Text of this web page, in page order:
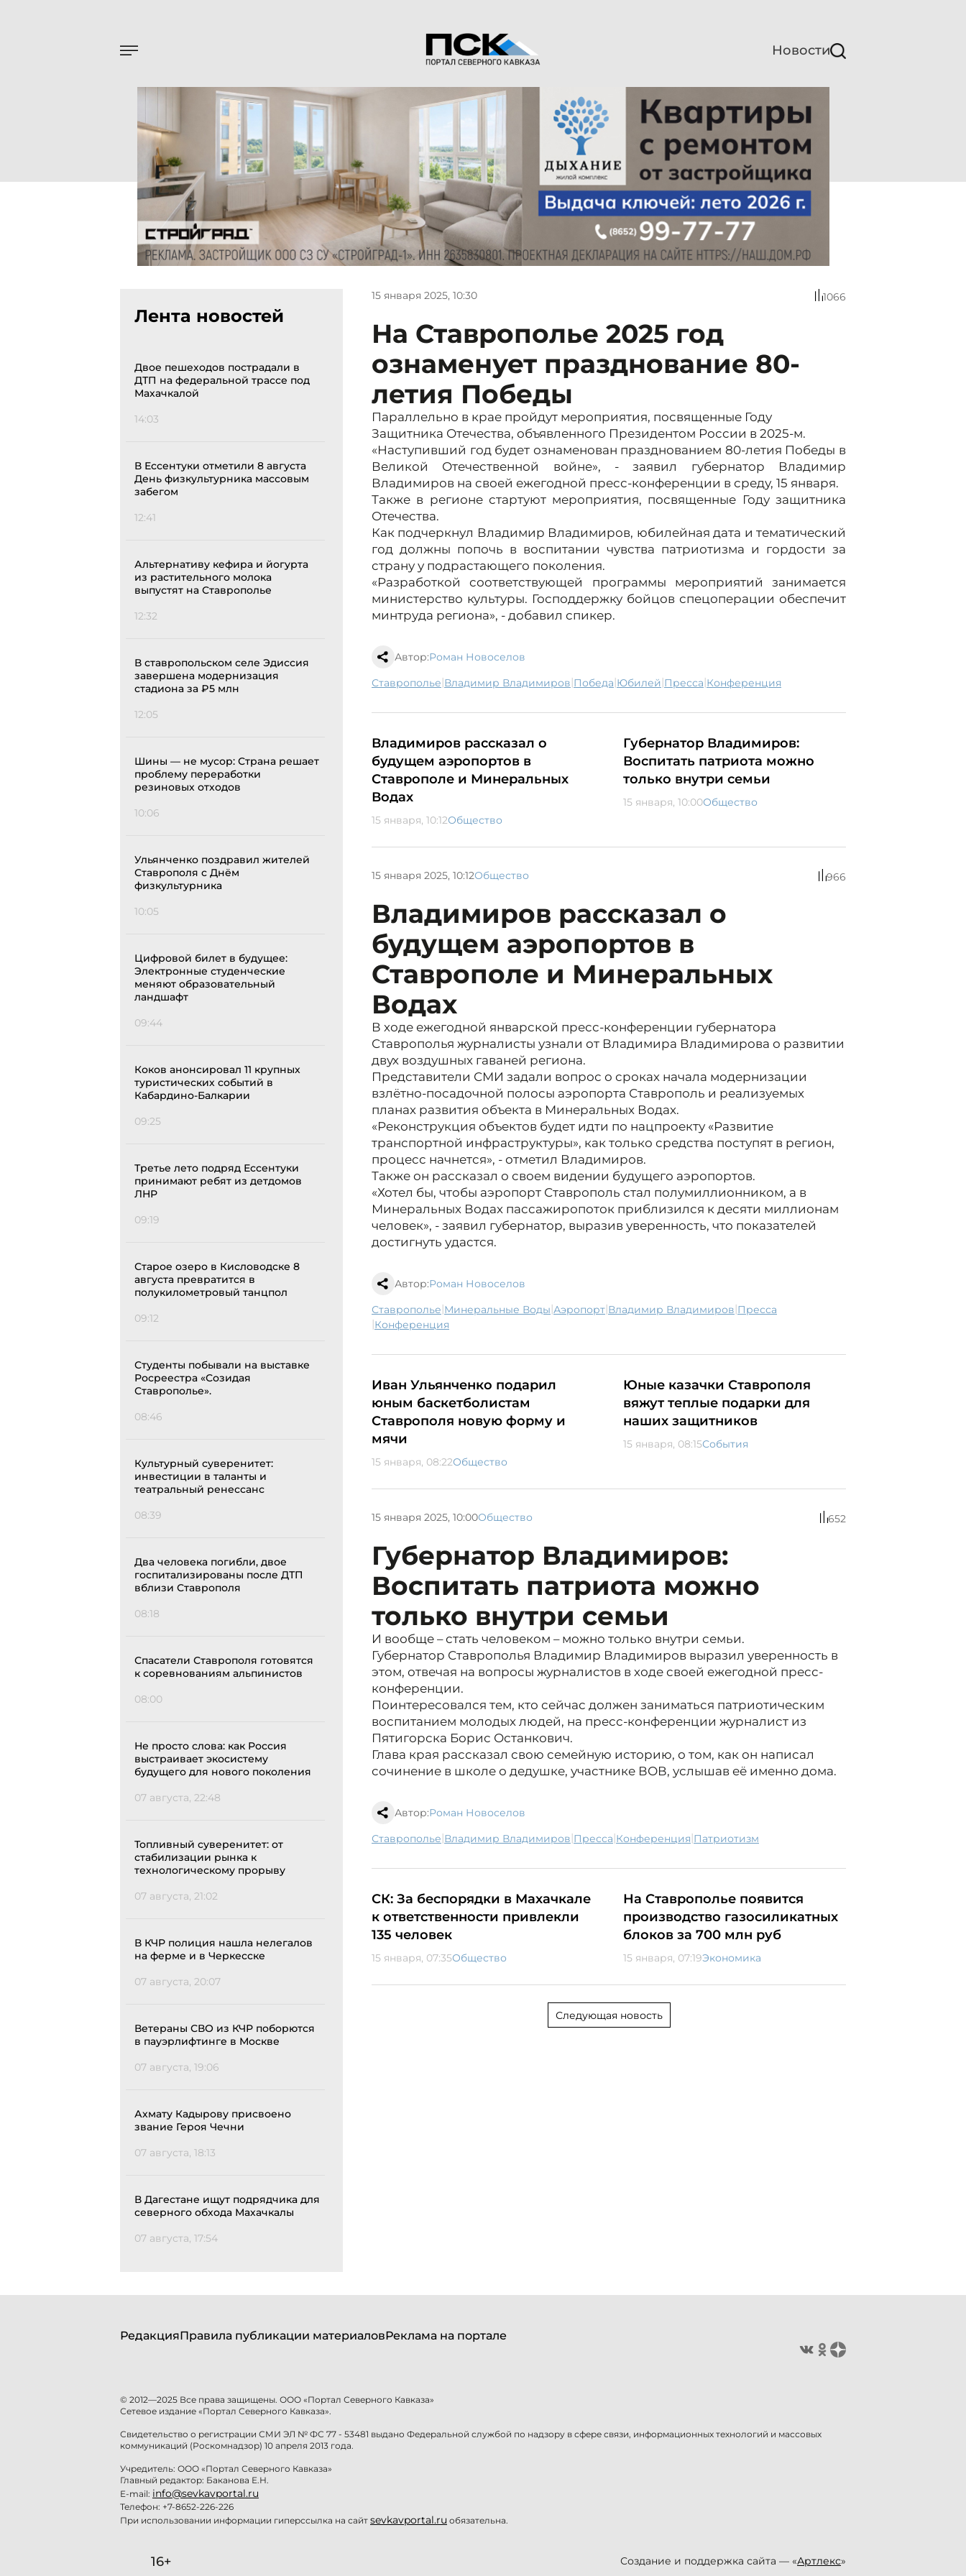
Новости
Лента новостей
Двое пешеходов пострадали в
ДТП на федеральной трассе под
Махачкалой
14:03
В Ессентуки отметили 8 августа
День физкультурника массовым
забегом
12:41
Альтернативу кефира и йогурта
из растительного молока
выпустят на Ставрополье
12:32
В ставропольском селе Эдиссия
завершена модернизация
стадиона за ₽5 млн
12:05
Шины — не мусор: Страна решает
проблему переработки
резиновых отходов
10:06
Ульянченко поздравил жителей
Ставрополя с Днём
физкультурника
10:05
Цифровой билет в будущее:
Электронные студенческие
меняют образовательный
ландшафт
09:44
Коков анонсировал 11 крупных
туристических событий в
Кабардино-Балкарии
09:25
Третье лето подряд Ессентуки
принимают ребят из детдомов
ЛНР
09:19
Старое озеро в Кисловодске 8
августа превратится в
полукилометровый танцпол
09:12
Студенты побывали на выставке
Росреестра «Созидая
Ставрополье».
08:46
Культурный суверенитет:
инвестиции в таланты и
театральный ренессанс
08:39
Два человека погибли, двое
госпитализированы после ДТП
вблизи Ставрополя
08:18
Спасатели Ставрополя готовятся
к соревнованиям альпинистов
08:00
Не просто слова: как Россия
выстраивает экосистему
будущего для нового поколения
07 августа, 22:48
Топливный суверенитет: от
стабилизации рынка к
технологическому прорыву
07 августа, 21:02
В КЧР полиция нашла нелегалов
на ферме и в Черкесске
07 августа, 20:07
Ветераны СВО из КЧР поборются
в пауэрлифтинге в Москве
07 августа, 19:06
Ахмату Кадырову присвоено
звание Героя Чечни
07 августа, 18:13
В Дагестане ищут подрядчика для
северного обхода Махачкалы
07 августа, 17:54
15 января 2025, 10:30 1066
На Ставрополье 2025 год
ознаменует празднование 80-
летия Победы
Параллельно в крае пройдут мероприятия, посвященные Году
Защитника Отечества, объявленного Президентом России в 2025-м.
«Наступивший год будет ознаменован празднованием 80-летия Победы в
Великой Отечественной войне», - заявил губернатор Владимир
Владимиров на своей ежегодной пресс-конференции в среду, 15 января.
Также в регионе стартуют мероприятия, посвященные Году защитника
Отечества.
Как подчеркнул Владимир Владимиров, юбилейная дата и тематический
год должны попочь в воспитании чувства патриотизма и гордости за
страну у подрастающего поколения.
«Разработкой соответствующей программы мероприятий занимается
министерство культуры. Господдержку бойцов спецоперации обеспечит
минтруда региона», - добавил спикер.
Автор:Роман Новоселов
Ставрополье| Владимир Владимиров| Победа| юбилей| пресса| конференция
Владимиров рассказал о
будущем аэропортов в
Ставрополе и Минеральных
Водах
15 января, 10:12Общество
Губернатор Владимиров:
Воспитать патриота можно
только внутри семьи
15 января, 10:00Общество
15 января 2025, 10:12Общество 966
Владимиров рассказал о
будущем аэропортов в
Ставрополе и Минеральных
Водах
В ходе ежегодной январской пресс-конференции губернатора
Ставрополья журналисты узнали от Владимира Владимирова о развитии
двух воздушных гаваней региона.
Представители СМИ задали вопрос о сроках начала модернизации
взлётно-посадочной полосы аэропорта Ставрополь и реализуемых
планах развития объекта в Минеральных Водах.
«Реконструкция объектов будет идти по нацпроекту «Развитие
транспортной инфраструктуры», как только средства поступят в регион,
процесс начнется», - отметил Владимиров.
Также он рассказал о своем видении будущего аэропортов.
«Хотел бы, чтобы аэропорт Ставрополь стал полумиллионником, а в
Минеральных Водах пассажиропоток приблизился к десяти миллионам
человек», - заявил губернатор, выразив уверенность, что показателей
достигнуть удастся.
Автор:Роман Новоселов
Ставрополье| Минеральные Воды| аэропорт| Владимир Владимиров| пресса
| конференция
Иван Ульянченко подарил
юным баскетболистам
Ставрополя новую форму и
мячи
15 января, 08:22Общество
Юные казачки Ставрополя
вяжут теплые подарки для
наших защитников
15 января, 08:15События
15 января 2025, 10:00Общество 652
Губернатор Владимиров:
Воспитать патриота можно
только внутри семьи
И вообще – стать человеком – можно только внутри семьи.
Губернатор Ставрополья Владимир Владимиров выразил уверенность в
этом, отвечая на вопросы журналистов в ходе своей ежегодной пресс-
конференции.
Поинтересовался тем, кто сейчас должен заниматься патриотическим
воспитанием молодых людей, на пресс-конференции журналист из
Пятигорска Борис Останкович.
Глава края рассказал свою семейную историю, о том, как он написал
сочинение в школе о дедушке, участнике ВОВ, услышав её именно дома.
Автор:Роман Новоселов
Ставрополье| Владимир Владимиров| пресса| конференция| патриотизм
СК: За беспорядки в Махачкале
к ответственности привлекли
135 человек
15 января, 07:35Общество
На Ставрополье появится
производство газосиликатных
блоков за 700 млн руб
15 января, 07:19Экономика
Следующая новость
РедакцияПравила публикации материаловРеклама на портале
© 2012—2025 Все права защищены. ООО «Портал Северного Кавказа»
Сетевое издание «Портал Северного Кавказа».
Свидетельство о регистрации СМИ ЭЛ № ФС 77 - 53481 выдано Федеральной службой по надзору в сфере связи, информационных технологий и массовых
коммуникаций (Роскомнадзор) 10 апреля 2013 года.
Учредитель: ООО «Портал Северного Кавказа»
Главный редактор: Баканова Е.Н.
E-mail: info@sevkavportal.ru
Телефон: +7-8652-226-226
При использовании информации гиперссылка на сайт sevkavportal.ru обязательна.
16+ Создание и поддержка сайта — «Артлекс»